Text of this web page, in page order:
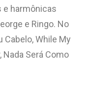
e harmônicas
e Ringo. No
Cabelo, While My
Nada Será Como